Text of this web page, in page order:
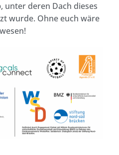
, unter deren Dach dieses
wurde. Ohne euch wäre